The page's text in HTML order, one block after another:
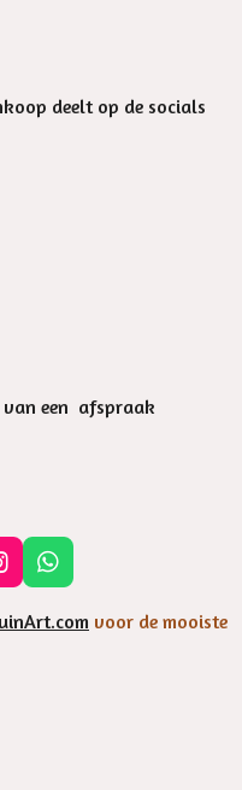
deelt op de socials
van een afspraak
W
h
a
voor de mooiste